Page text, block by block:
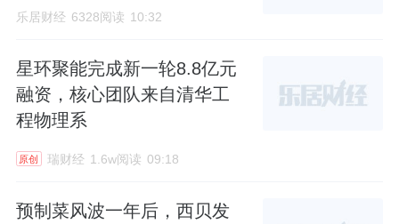
乐居财经 6328阅读 10:32
星环聚能完成新一轮8.8亿元
融资，核心团队来自清华工
程物理系
原创 瑞财经 1.6w阅读 09:18
预制菜风波一年后，西贝发